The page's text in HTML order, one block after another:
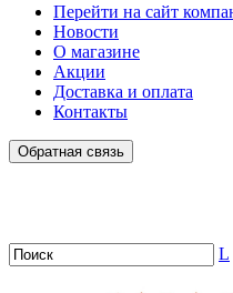
Перейти на сайт
Новости
О магазине
Акции
Доставка и оплата
Контакты
Обратная связь
L